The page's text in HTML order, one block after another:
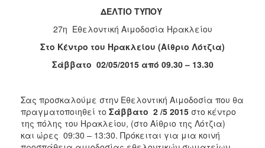
2016
2015
2013
2011
2010
2006
ΔΕΛΤΙΟ ΤΥΠΟΥ
27η Εθελοντική Αιμοδοσία Ηρακλείου
Στο Κέντρο του Ηρακλείου (Αίθριο Λότζια)
Σάββατο 02/05/2015 από 09.30 – 13.30
Σας προσκαλούμε στην Εθελοντική Αιμοδοσία που θα
πραγματοποιηθεί το Σάββατο 2 /5 2015 στο κέντρο
της πόλης του Ηρακλείου, (στο Αίθριο της Λότζια)
και ώρες 09:30 – 13:30. Πρόκειται για μια κοινή